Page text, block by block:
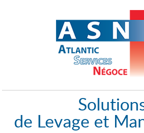
de Levage et